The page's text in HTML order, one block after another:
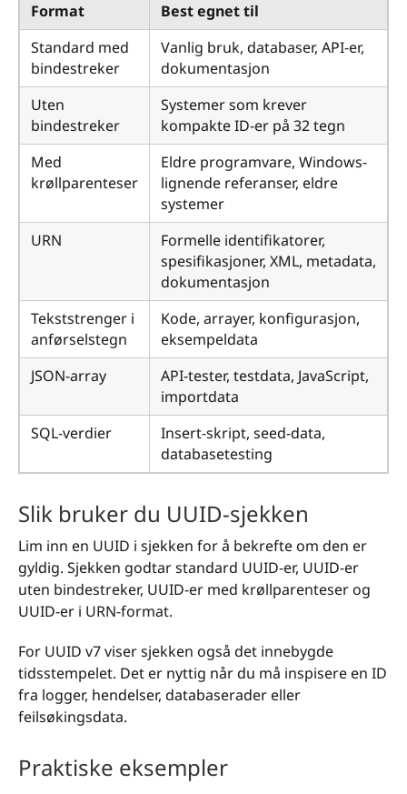
Format
Best egnet til
Standard med
bindestreker
Vanlig bruk, databaser, API-er,
dokumentasjon
Uten
bindestreker
Systemer som krever
kompakte ID-er på 32 tegn
Med
krøllparenteser
Eldre programvare, Windows-
lignende referanser, eldre
systemer
URN
Formelle identifikatorer,
spesifikasjoner, XML, metadata,
dokumentasjon
Tekststrenger i
anførselstegn
Kode, arrayer, konfigurasjon,
eksempeldata
JSON-array
API-tester, testdata, JavaScript,
importdata
SQL-verdier
Insert-skript, seed-data,
databasetesting
Slik bruker du UUID-sjekken
Lim inn en UUID i sjekken for å bekrefte om den er
gyldig. Sjekken godtar standard UUID-er, UUID-er
uten bindestreker, UUID-er med krøllparenteser og
UUID-er i URN-format.
For UUID v7 viser sjekken også det innebygde
tidsstempelet. Det er nyttig når du må inspisere en ID
fra logger, hendelser, databaserader eller
feilsøkingsdata.
Praktiske eksempler